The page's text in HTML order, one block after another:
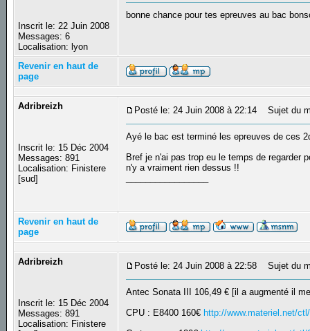
Inscrit le: 22 Juin 2008
Messages: 6
Localisation: lyon
bonne chance pour tes epreuves au bac
Revenir en haut de
page
Adribreizh
Inscrit le: 15 Déc 2004
Messages: 891
Localisation: Finistere
[sud]
Posté le: 24 Juin 2008 à 22:14 Sujet du
Ayé le bac est terminé les epreuves de ces
Bref je n'ai pas trop eu le temps de regarder
n'y a vraiment rien dessus !!
Revenir en haut de
page
Adribreizh
Inscrit le: 15 Déc 2004
Messages: 891
Localisation: Finistere
Posté le: 24 Juin 2008 à 22:58 Sujet du
Antec Sonata III 106,49 € [il a augmenté il
CPU : E8400 160€ http://www.materiel.net/